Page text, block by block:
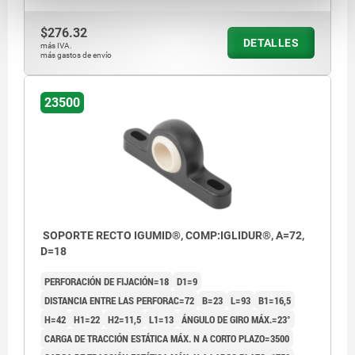
$276.32
más IVA.
más gastos de envío
DETALLES
23500
SOPORTE RECTO IGUMID®, COMP:IGLIDUR®, A=72,
D=18
PERFORACIÓN DE FIJACIÓN=18 D1=9
DISTANCIA ENTRE LAS PERFORAC=72 B=23 L=93 B1=16,5
H=42 H1=22 H2=11,5 L1=13 ÁNGULO DE GIRO MÁX.=23°
CARGA DE TRACCIÓN ESTÁTICA MÁX. N A CORTO PLAZO=3500